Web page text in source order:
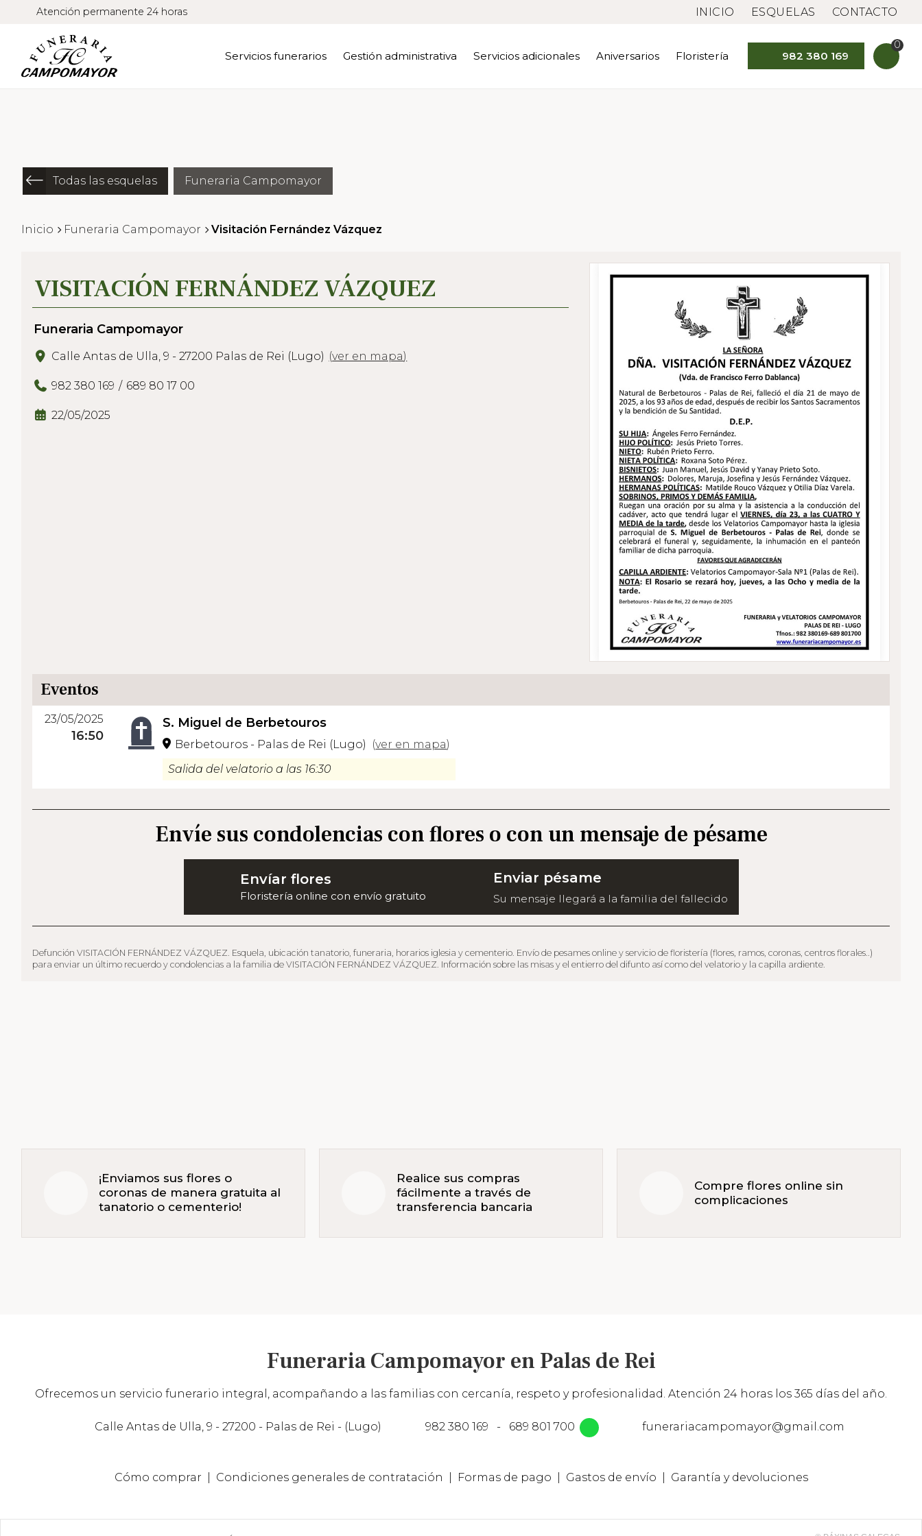
Atención permanente 24 horas INICIO ESQUELAS CONTACTO
Servicios funerarios Gestión administrativa Servicios adicionales Aniversarios Floristería 982 380 169
0
Todas las esquelas Funeraria Campomayor
Inicio Funeraria Campomayor Visitación Fernández Vázquez
VISITACIÓN FERNÁNDEZ VÁZQUEZ
Funeraria Campomayor
Calle Antas de Ulla, 9 - 27200 Palas de Rei (Lugo) (ver en mapa)
982 380 169 689 80 17 00
22/05/2025
Eventos
23/05/2025
16:50
S. Miguel de Berbetouros
Berbetouros - Palas de Rei (Lugo) (ver en mapa)
Salida del velatorio a las 16:30
Envíe sus condolencias con flores o con un mensaje de pésame
Envíar flores
Floristería online con envío gratuito
Enviar pésame
Su mensaje llegará a la familia del fallecido
Defunción VISITACIÓN FERNÁNDEZ VÁZQUEZ. Esquela, ubicación tanatorio, funeraria, horarios iglesia y cementerio. Envío de pesames online y servicio de floristería (flores, ramos, coronas, centros florales..)
para enviar un último recuerdo y condolencias a la familia de VISITACIÓN FERNÁNDEZ VÁZQUEZ. Información sobre las misas y el entierro del difunto así como del velatorio y la capilla ardiente.
¡Enviamos sus flores o
coronas de manera gratuita al
tanatorio o cementerio!
Realice sus compras
fácilmente a través de
transferencia bancaria
Compre flores online sin
complicaciones
Funeraria Campomayor en Palas de Rei
Ofrecemos un servicio funerario integral, acompañando a las familias con cercanía, respeto y profesionalidad. Atención 24 horas los 365 días del año.
Calle Antas de Ulla, 9 - 27200 - Palas de Rei - (Lugo) 982 380 169 - 689 801 700 funerariacampomayor@gmail.com
Cómo comprar Condiciones generales de contratación Formas de pago Gastos de envío Garantía y devoluciones